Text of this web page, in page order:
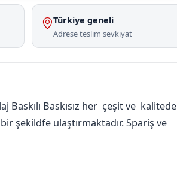
Türkiye geneli
Adrese teslim sevkiyat
Baskılı Baskısız her çeşit ve kalitede
şekildfe ulaştırmaktadır. Spariş ve